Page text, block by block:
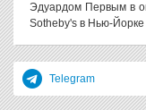
Эдуардом Первым в
Sotheby's в Нью-Йорке
Telegram